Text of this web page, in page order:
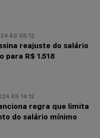
ÀS 08:12
reajuste do salário
para R$ 1.518
ÀS 14:12
regra que limita
do salário mínimo